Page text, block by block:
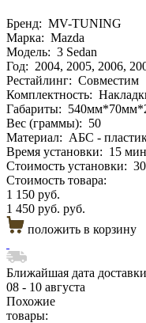
Бренд: MV-TUNING
Марка: Mazda
Модель: 3 Sedan
Год: 2004, 2005, 2006,
Рестайлинг: Совместим
Комплектность:
Габариты:
Вес (граммы): 50
Материал: АБС -
Время установки: 15
Стоимость установки:
Стоимость товара:
1 150 руб.
1 450 руб. руб.
положить в корзину
Ближайшая дата доставки
08 - 10 августа
Похожие
товары: